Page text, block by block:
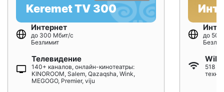
Keremet TV 300
Интернет
до 300 Мбит/с
Безлимит
Телевидение
140+ каналов, онлайн-кинотеатры:
KINOROOM, Salem, Qazaqsha, Wink,
MEGOGO, Premier, viju
до
518